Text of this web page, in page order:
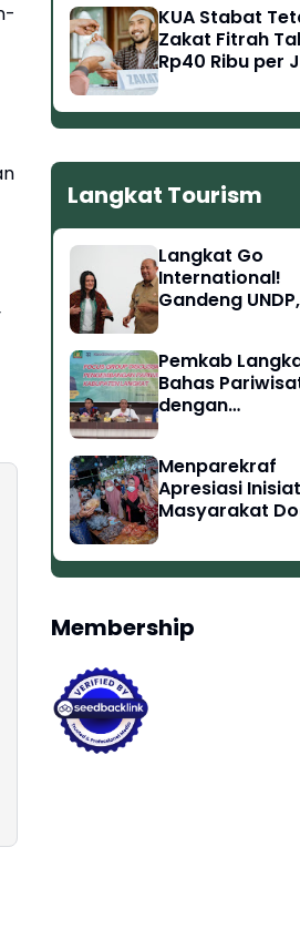
Tokoh
KUA Stabat
Zakat Fitrah
Rp40 Ribu per
Hari
Langkat Tourism
Langkat Go
International!
Gandeng
Dunia di Bukit
hingga
Pemkab
Bahas
dengan
Menparekraf
Apresiasi
Masyarakat
Ciptakan
Kerja
Membership